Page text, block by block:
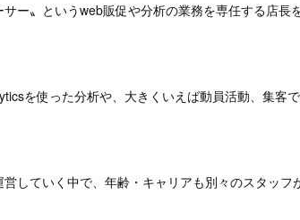
ー〟というweb販促や分析の業務を専任する店長
を使った分析や、大きくいえば動員活動、集客で
していく中で、年齢・キャリアも別々のスタッフ